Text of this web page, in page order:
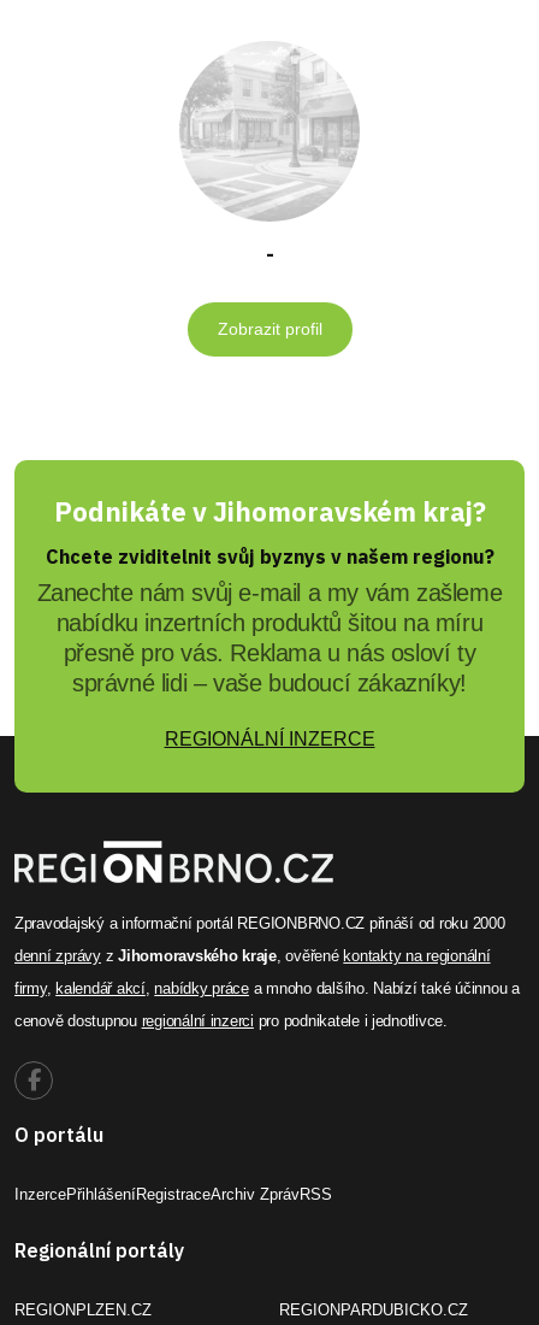
-
Zobrazit profil
Podnikáte v Jihomoravském kraj?
Chcete zviditelnit svůj byznys v našem regionu?
Zanechte nám svůj e-mail a my vám zašleme
nabídku inzertních produktů šitou na míru
přesně pro vás. Reklama u nás osloví ty
správné lidi – vaše budoucí zákazníky!
REGIONÁLNÍ INZERCE
Zpravodajský a informační portál REGIONBRNO.CZ přináší od roku 2000
denní zprávyzJihomoravského kraje, ověřené kontakty na regionální
firmy, kalendář akcí,nabídky prácea mnoho dalšího. Nabízí také účinnou a
cenově dostupnou regionální inzerci pro podnikatele i jednotlivce.
O portálu
InzercePřihlášeníRegistraceArchiv ZprávRSS
Regionální portály
REGIONPLZEN.CZ REGIONPARDUBICKO.CZ